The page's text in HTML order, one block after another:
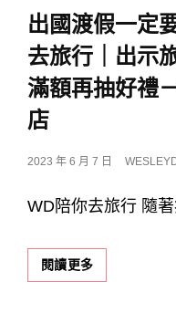
LINKS
出國渡假一定
去旅行｜出示
滿額再抽好禮
店
POSTED
2023 年 6 月 7 日
WD陪你去旅行 隨
閱讀更多出
國